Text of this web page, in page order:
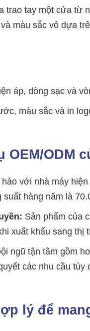
trao tay một cửa từ
màu sắc vỏ dựa
áp, dòng sạc và
màu sắc và in
OEM/ODM
với nhà máy
hàng năm là
Sản phẩm của
xuất khẩu sang thị
ngũ tận tâm gồm
các nhu cầu
lý để